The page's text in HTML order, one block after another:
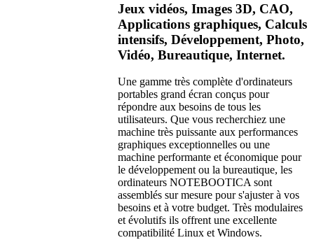
Jeux vidéos, Images 3D, CAO,
Applications graphiques, Calculs
intensifs, Développement, Photo,
Vidéo, Bureautique, Internet.
Une gamme très complète d'ordinateurs
portables grand écran conçus pour
répondre aux besoins de tous les
utilisateurs. Que vous recherchiez une
machine très puissante aux performances
graphiques exceptionnelles ou une
machine performante et économique pour
le développement ou la bureautique, les
ordinateurs NOTEBOOTICA sont
assemblés sur mesure pour s'ajuster à vos
besoins et à votre budget. Très modulaires
et évolutifs ils offrent une excellente
compatibilité Linux et Windows.